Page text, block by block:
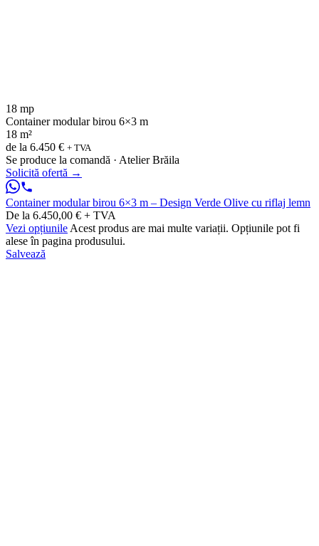
18 mp
Container modular birou 6×3 m
18 m²
de la 6.450 € + TVA
Se produce la comandă · Atelier Brăila
Solicită ofertă →
Container modular birou 6×3 m – Design Verde Olive cu riflaj lemn
De la 6.450,00 € + TVA
Vezi opțiunile Acest produs are mai multe variații. Opțiunile pot fi
alese în pagina produsului.
Salvează